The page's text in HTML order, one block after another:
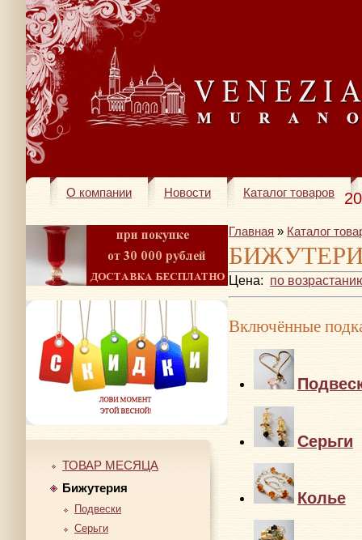
О компании Новости Каталог товаров
ТОВАР МЕСЯЦА
Бижутерия
Подвески
Серьги
Главная » Каталог
Цена: по
Включённые
Серьги
Колье